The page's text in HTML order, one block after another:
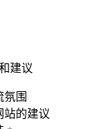
建议
氛围
站的建议